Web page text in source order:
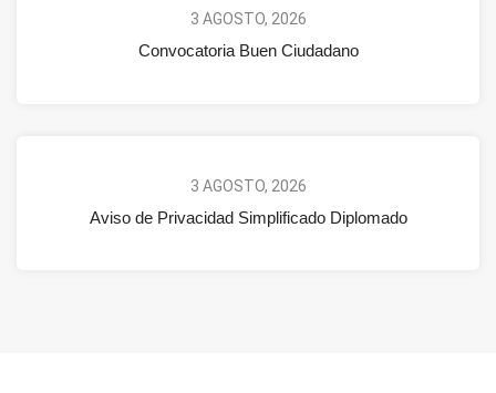
3 AGOSTO, 2026
Convocatoria Buen Ciudadano
3 AGOSTO, 2026
Aviso de Privacidad Simplificado Diplomado